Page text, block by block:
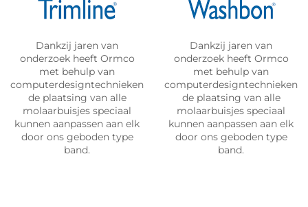
Dankzij jaren van
onderzoek heeft Ormco
met behulp van
computerdesigntechnieken
de plaatsing van alle
molaarbuisjes speciaal
kunnen aanpassen aan elk
door ons geboden type
band.
Dankzij jaren van
onderzoek heeft Ormco
met behulp van
computerdesigntechnieken
de plaatsing van alle
molaarbuisjes speciaal
kunnen aanpassen aan elk
door ons geboden type
band.